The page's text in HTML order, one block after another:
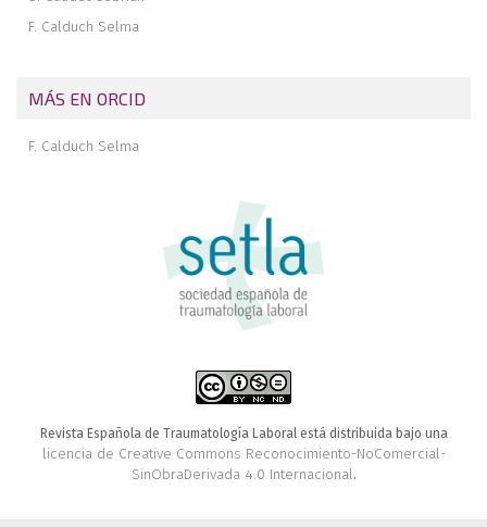
F. Calduch Selma
MÁS EN ORCID
F. Calduch Selma
Revista Española de Traumatología Laboral está distribuida bajo una
licencia de Creative Commons Reconocimiento-NoComercial-
SinObraDerivada 4.0 Internacional.